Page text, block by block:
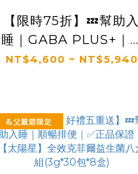
【限時75折】💤幫助入
睡｜GABA PLUS+｜✅
正品保證｜【太陽星】
*3盒)
NT$4,600 ~ NT$5,940
💪父親節限定